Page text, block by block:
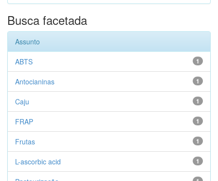
Busca facetada
Assunto
1
ABTS
1
Antocianinas
1
Caju
1
FRAP
1
Frutas
1
L-ascorbic acid